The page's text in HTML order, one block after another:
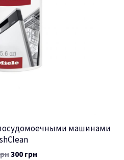
машинами
300 грн